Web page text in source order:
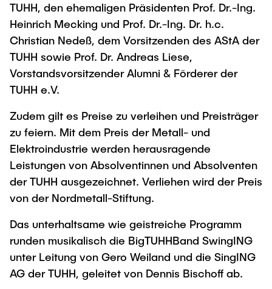
TUHH, den ehemaligen Präsidenten Prof. Dr.-Ing.
Heinrich Mecking und Prof. Dr.-Ing. Dr. h.c.
Christian Nedeß, dem Vorsitzenden des AStA der
TUHH sowie Prof. Dr. Andreas Liese,
Vorstandsvorsitzender Alumni & Förderer der
TUHH e.V.
Zudem gilt es Preise zu verleihen und Preisträger
zu feiern. Mit dem Preis der Metall- und
Elektroindustrie werden herausragende
Leistungen von Absolventinnen und Absolventen
der TUHH ausgezeichnet. Verliehen wird der Preis
von der Nordmetall-Stiftung.
Das unterhaltsame wie geistreiche Programm
runden musikalisch die BigTUHHBand SwingING
unter Leitung von Gero Weiland und die SingING
AG der TUHH, geleitet von Dennis Bischoff ab.